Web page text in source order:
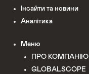
Інсайти та новини
Аналітика
Меню
ПРО КОМПАНІЮ
GLOBALSCOPE